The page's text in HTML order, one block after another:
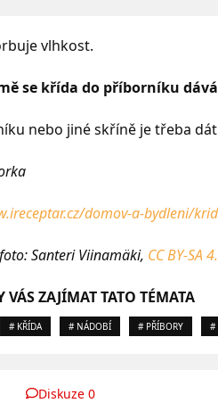
vlhkost.
se křída do příborníku
nebo jiné skříně je třeba
domov-a-bydleni/
Santeri Viinamäki, CC BY-SA
VÁS ZAJÍMAT TATO TÉMATA
# KŘÍDA # NÁDOBÍ # PŘÍBORY #
Diskuze 0